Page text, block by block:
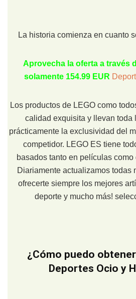
La historia comienza en cuanto
Aprovecha la oferta a través
solamente 154.99 EUR
Los productos de LEGO como
calidad exquisita y llevan toda
prácticamente la exclusividad del
competidor. LEGO ES tiene
basados tanto en películas
Diariamente actualizamos todas
ofrecerte siempre los mejores
deporte y mucho más!
¿Cómo puedo
Deportes Ocio y